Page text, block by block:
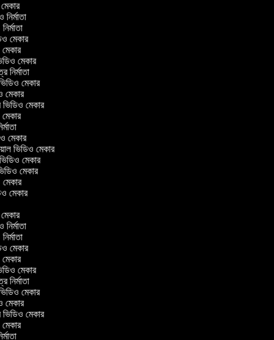
নির্মাতা
মেকার
মেকার
মেকার
নির্মাতা
মেকার
মেকার
ভিডিও মেকার
মেকার
মেকার
ভিডিও মেকার
মেকার
মেকার
মেকার
মেকার
নির্মাতা
মেকার
মেকার
মেকার
নির্মাতা
মেকার
মেকার
ভিডিও মেকার
মেকার